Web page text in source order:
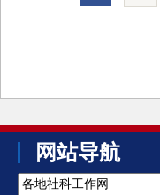
网站导航